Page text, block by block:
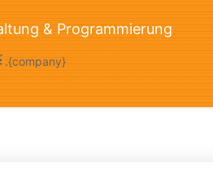
& Programmierung
.{company}